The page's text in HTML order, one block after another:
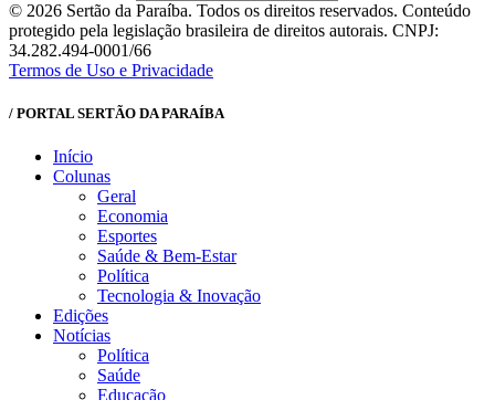
© 2026 Sertão da Paraíba. Todos os direitos reservados. Conteúdo
protegido pela legislação brasileira de direitos autorais. CNPJ:
34.282.494-0001/66
Termos de Uso e Privacidade
/ PORTAL SERTÃO DA PARAÍBA
Início
Colunas
Geral
Economia
Esportes
Saúde & Bem-Estar
Política
Tecnologia & Inovação
Edições
Notícias
Política
Saúde
Educação